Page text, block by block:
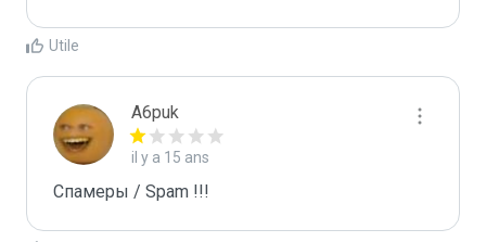
Utile
A6puk
il y a 15 ans
Спамеры / Spam !!!